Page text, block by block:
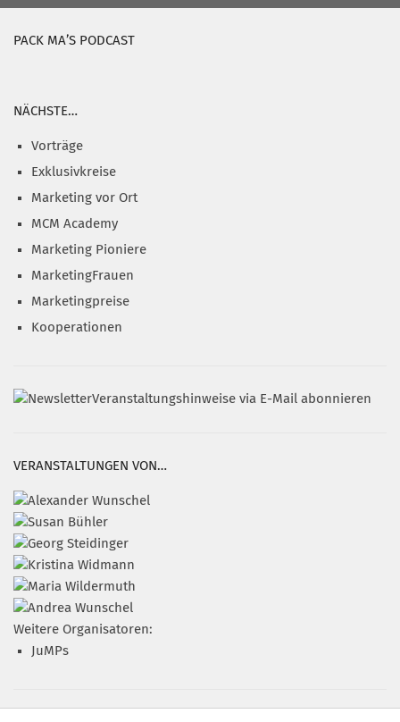
PACK MA’S PODCAST
NÄCHSTE…
Vorträge
Exklusivkreise
Marketing vor Ort
MCM Academy
Marketing Pioniere
MarketingFrauen
Marketingpreise
Kooperationen
Veranstaltungshinweise via E-Mail abonnieren
VERANSTALTUNGEN VON…
Weitere Organisatoren:
JuMPs